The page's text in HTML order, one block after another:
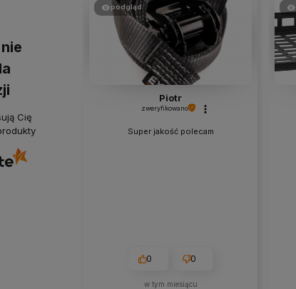
Cię
podgląd
Piotr
zweryfikowano
Super jakość polecam
0 0
w tym miesiącu